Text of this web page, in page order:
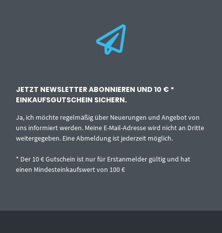
JETZT NEWSLETTER ABONNIEREN UND 10 € *
EINKAUFSGUTSCHEIN SICHERN.
Ja, ich möchte regelmäßig über Neuerungen und Angebot von
uns informiert werden. Meine E-Mail-Adresse wird nicht an Dritte
weitergegeben. Eine Abmeldung ist jederzeit möglich.
* Der 10 € Gutschein ist nur für Erstanmelder gültig und hat
einen Mindesteinkaufswert von 100 €